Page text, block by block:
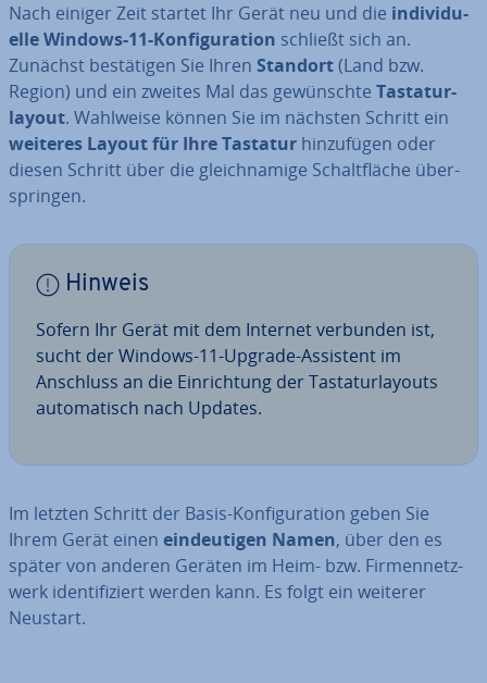
Nach einiger Zeit startet Ihr Gerät neu und die in­di­vi­du­
el­le Windows-11-Kon­fi­gu­ra­ti­on schließt sich an.
Zunächst be­stä­ti­gen Sie Ihren Standort(Land bzw.
Region) und ein zweites Mal das ge­wünsch­te Tas­ta­tur­
lay­out. Wahlweise können Sie im nächsten Schritt ein
weiteres Layout für Ihre Tastatur hin­zu­fü­gen oder
diesen Schritt über die gleich­na­mi­ge Schalt­flä­che über­
sprin­gen.
Hinweis
Sofern Ihr Gerät mit dem Internet verbunden ist,
sucht der Windows-11-Upgrade-Assistent im
Anschluss an die Ein­rich­tung der Tas­ta­tur­lay­outs
au­to­ma­tisch nach Updates.
Im letzten Schritt der Basis-Kon­fi­gu­ra­ti­on geben Sie
Ihrem Gerät einen ein­deu­ti­gen Namen, über den es
später von anderen Geräten im Heim- bzw. Fir­men­netz­
werk iden­ti­fi­ziert werden kann. Es folgt ein weiterer
Neustart.